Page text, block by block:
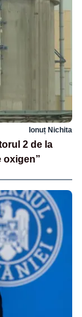
Ionuț Nichita
2 de la
oxigen”